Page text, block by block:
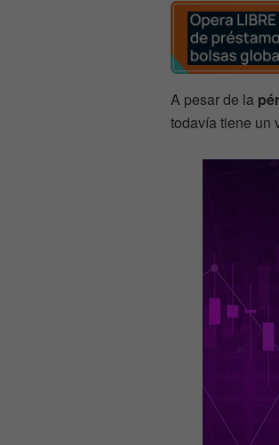
A pesar de la
todavía tiene un